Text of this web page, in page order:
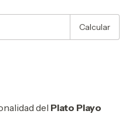
Calcular
del Plato Playo